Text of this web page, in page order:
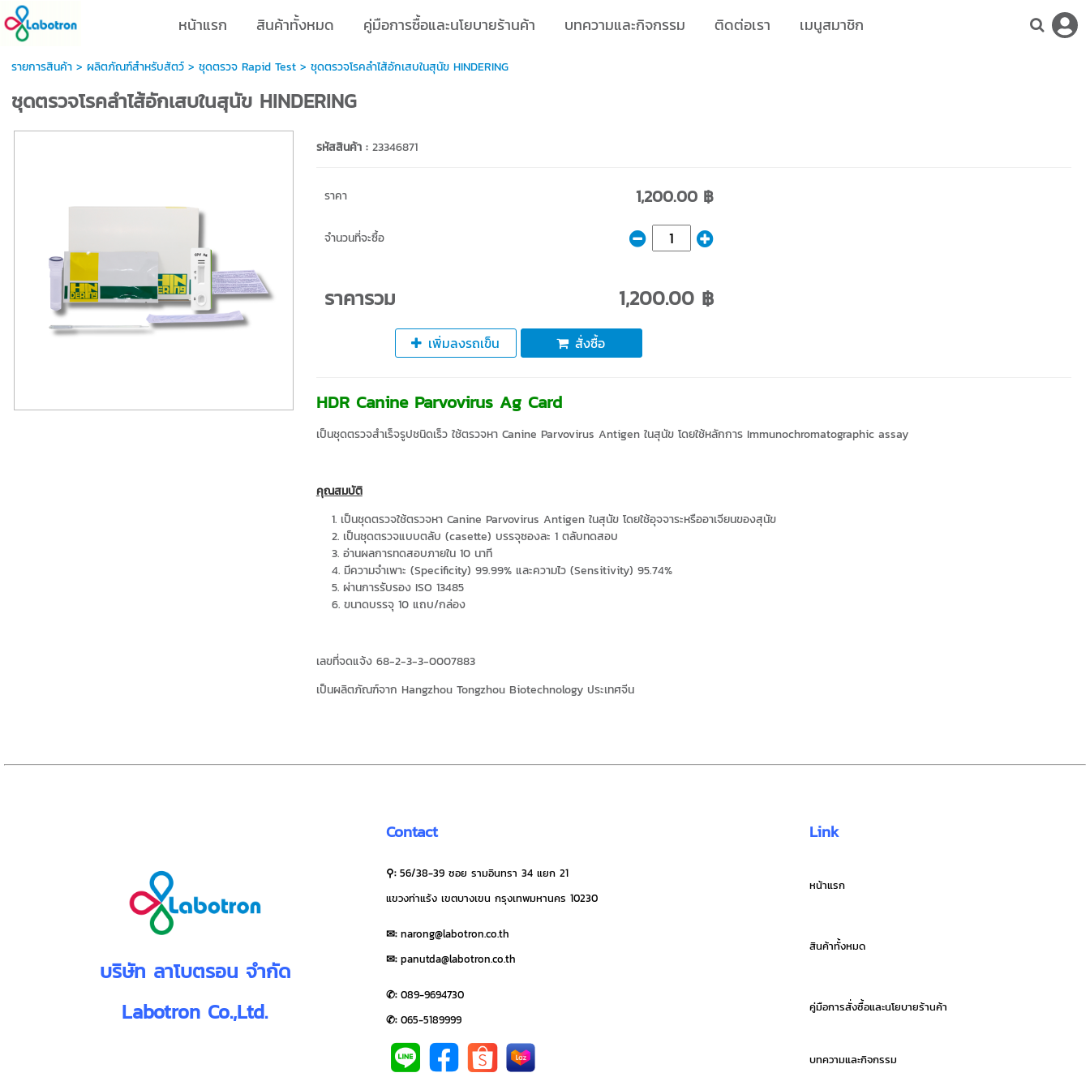
หน้าแรก สินค้าทั้งหมด คู่มือการซื้อและนโยบายร้านค้า บทความและกิจกรรม ติดต่อเรา เมนูสมาชิก
รายการสินค้า> ผลิตภัณฑ์สำหรับสัตว์> ชุดตรวจ Rapid Test> ชุดตรวจโรคลำไส้อักเสบในสุนัข HINDERING
ชุดตรวจโรคลำไส้อักเสบในสุนัข HINDERING
รหัสสินค้า : 23346871
ราคา 1,200.00 ฿
จำนวนที่จะซื้อ
ราคารวม 1,200.00 ฿
เพิ่มลงรถเข็น สั่งซื้อ
HDR Canine Parvovirus Ag Card
เป็นชุดตรวจสำเร็จรูปชนิดเร็ว ใช้ตรวจหา Canine Parvovirus Antigen ในสุนัข โดยใช้หลักการ Immunochromatographic assay
คุณสมบัติ
เป็นชุดตรวจใช้ตรวจหา Canine Parvovirus Antigen ในสุนัข โดยใช้อุจจาระหรืออาเจียนของสุนัข
เป็นชุดตรวจแบบตลับ (casette) บรรจุซองละ 1 ตลับทดสอบ
อ่านผลการทดสอบภายใน 10 นาที
มีความจำเพาะ (Specificity) 99.99% และความไว (Sensitivity) 95.74%
ผ่านการรับรอง ISO 13485
ขนาดบรรจุ 10 แถบ/กล่อง
เลขที่จดแจ้ง 68-2-3-3-0007883
เป็นผลิตภัณฑ์จาก Hangzhou Tongzhou Biotechnology ประเทศจีน
บริษัท ลาโบตรอน จำกัด
Labotron Co.,Ltd.
Contact Link
⚲:56/38-39 ซอย รามอินทรา 34 แยก 21
แขวงท่าแร้ง เขตบางเขน กรุงเทพมหานคร 10230
หน้าแรก
✉︎: narong@labotron.co.th
✉︎: panutda@labotron.co.th
สินค้าทั้งหมด
✆: 089-9694730
✆: 065-5189999
คู่มือการสั่งซื้อและนโยบายร้านค้า
บทความและกิจกรรม